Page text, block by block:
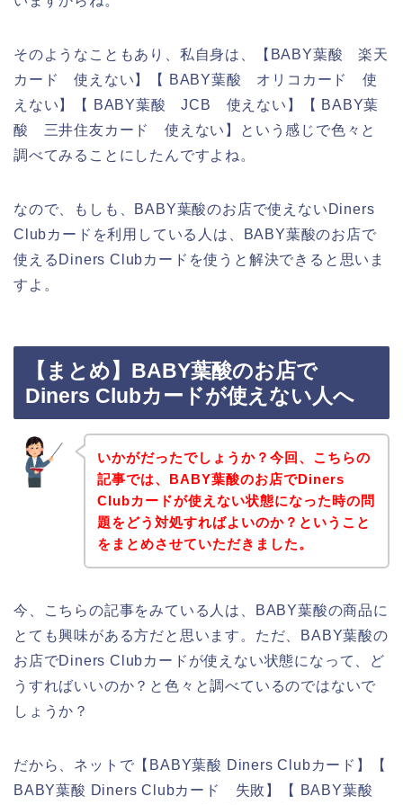
そのようなこともあり、私自身は、【BABY葉酸 楽天
カード 使えない】【 BABY葉酸 オリコカード 使
えない】【 BABY葉酸 JCB 使えない】【 BABY葉
酸 三井住友カード 使えない】という感じで色々と
調べてみることにしたんですよね。
なので、もしも、BABY葉酸のお店で使えないDiners
Clubカードを利用している人は、BABY葉酸のお店で
使えるDiners Clubカードを使うと解決できると思いま
すよ。
【まとめ】BABY葉酸のお店で
Diners Clubカードが使えない人へ
いかがだったでしょうか？今回、こちらの
記事では、BABY葉酸のお店でDiners
Clubカードが使えない状態になった時の問
題をどう対処すればよいのか？ということ
をまとめさせていただきました。
今、こちらの記事をみている人は、BABY葉酸の商品に
とても興味がある方だと思います。ただ、BABY葉酸の
お店でDiners Clubカードが使えない状態になって、ど
うすればいいのか？と色々と調べているのではないで
しょうか？
だから、ネットで【BABY葉酸 Diners Clubカード】【
BABY葉酸 Diners Clubカード 失敗】【 BABY葉酸